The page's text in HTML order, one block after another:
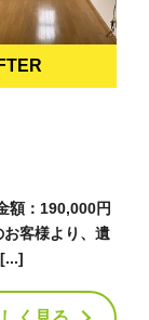
：190,000円
お客様より、遺